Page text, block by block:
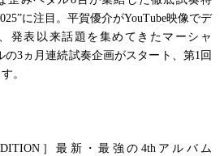
に注目。平賀優介がYouTube映像でデ
発表以来話題を集めてきたマーシャ
の3ヵ月連続試奏企画がスタート、第1回
。
］最新・最強の4thアルバム